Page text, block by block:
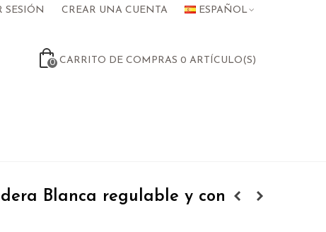
SESIÓN CREAR UNA CUENTA ESPAÑOL
0 CARRITO DE COMPRAS 0 ARTÍCULO(S)
Blanca regulable y con